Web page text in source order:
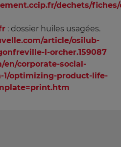
dechets/
: dossier huiles usagées.
article/osilub-
l-orcher.159087
corporate-social-
optimizing-product-life-